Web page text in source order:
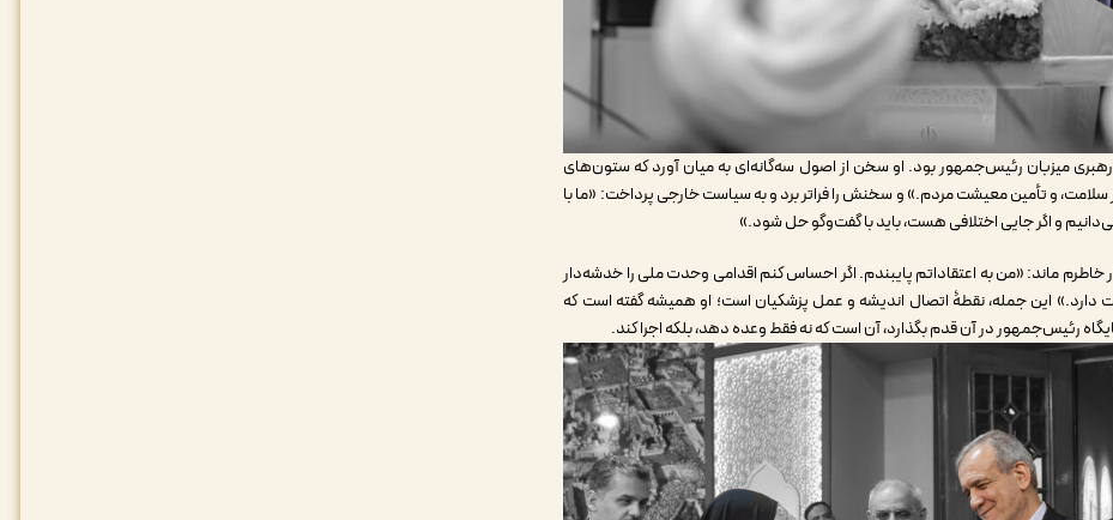
میزبان رئیس‌جمهور بود. او سخن از اصول سه‌گانه‌ای به میان آورد که ستون‌های
و تأمین معیشت مردم.» و سخنش را فراتر برد و به سیاست خارجی پرداخت: «ما با
و اگر جایی اختلافی هست، باید با گفت‌وگو حل شود.»
ماند: «من به اعتقاداتم پایبندم. اگر احساس کنم اقدامی وحدت ملی را خدشه‌دار
دارد.» این جمله، نقطۀ اتصال اندیشه و عمل پزشکیان است؛ او همیشه گفته است که
رئیس‌جمهور در آن قدم بگذارد، آن است که نه فقط وعده دهد، بلکه اجرا کند.